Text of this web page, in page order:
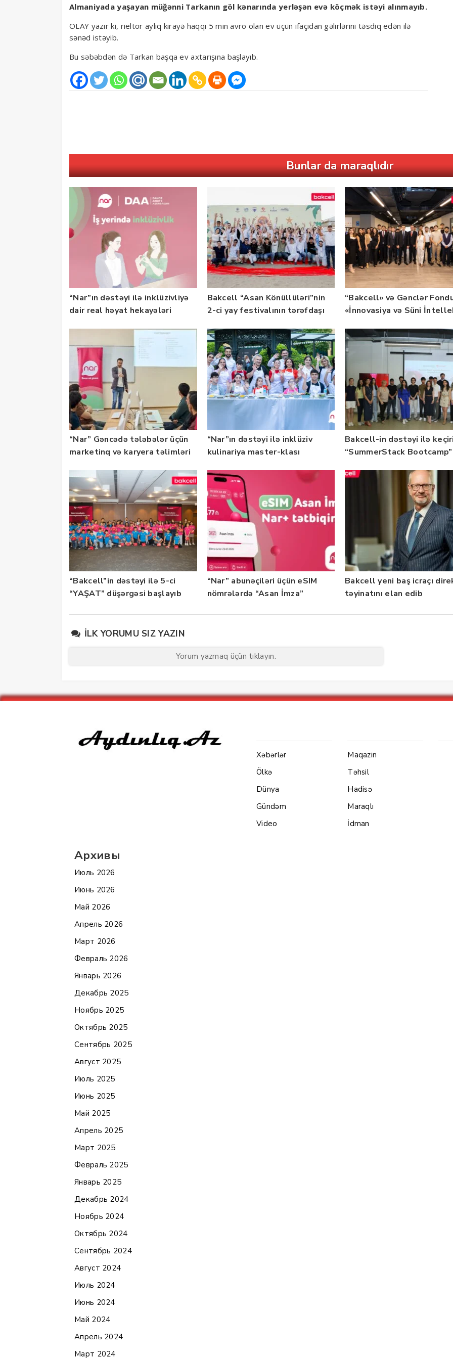
Almaniyada yaşayan müğənni Tarkanın göl kənarında yerləşən evə köçmək istəyi alınmayıb.
OLAY yazır ki, rieltor aylıq kirayə haqqı 5 min avro olan ev üçün ifaçıdan gəlirlərini təsdiq edən ilə
sənəd istəyib.
Bu səbəbdən də Tarkan başqa ev axtarışına başlayıb.
Bunlar da maraqlıdır
“Nar”ın dəstəyi ilə inklüzivliyə
dair real həyat hekayələri
Bakcell “Asan Könüllüləri”nin
2-ci yay festivalının tərəfdaşı
“Bakcell» və Gənclər
«İnnovasiya və Süni
qalibləri ilə görüş keçirib
“Nar” Gəncədə tələbələr üçün
marketinq və karyera təlimləri
“Nar”ın dəstəyi ilə inklüziv
kulinariya master-klası
Bakcell-in dəstəyi ilə
“SummerStack Bootcamp”
“Bakcell”in dəstəyi ilə 5-ci
“YAŞAT” düşərgəsi başlayıb
“Nar” abunəçiləri üçün eSIM
nömrələrdə “Asan İmza”
Bakcell yeni baş icraçı
təyinatını elan edib
İLK YORUMU SIZ YAZIN
Yorum yazmaq üçün tıklayın.
Архивы
Июль 2026
Июнь 2026
Май 2026
Апрель 2026
Март 2026
Февраль 2026
Январь 2026
Декабрь 2025
Ноябрь 2025
Октябрь 2025
Сентябрь 2025
Август 2025
Июль 2025
Июнь 2025
Май 2025
Апрель 2025
Март 2025
Февраль 2025
Январь 2025
Декабрь 2024
Ноябрь 2024
Октябрь 2024
Сентябрь 2024
Август 2024
Июль 2024
Июнь 2024
Май 2024
Апрель 2024
Март 2024
Xəbərlər
Ölkə
Dünya
Gündəm
Video
Maqazin
Təhsil
Hadisə
Maraqlı
İdman